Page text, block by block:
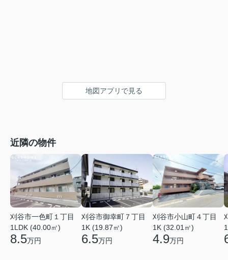
地図アプリで見る
近隣の物件
刈谷市一色町１丁目
1LDK (40.00㎡)
8.5万円
刈谷市御幸町７丁目
1K (19.87㎡)
6.5万円
刈谷市小山町４丁目
1K (32.01㎡)
4.9万円